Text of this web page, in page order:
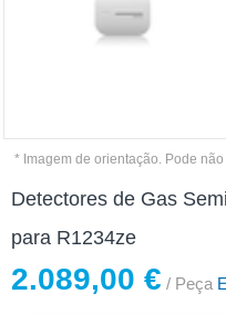
* Imagem de orientação. Pode
Detectores de Gas
para R1234ze
2.089,00 € / Peça